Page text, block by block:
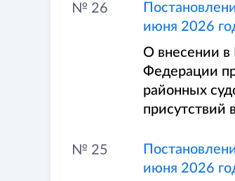
№ 26
июня 2026
О внесении в
Федерации
районных
присутствий
№ 25
июня 2026